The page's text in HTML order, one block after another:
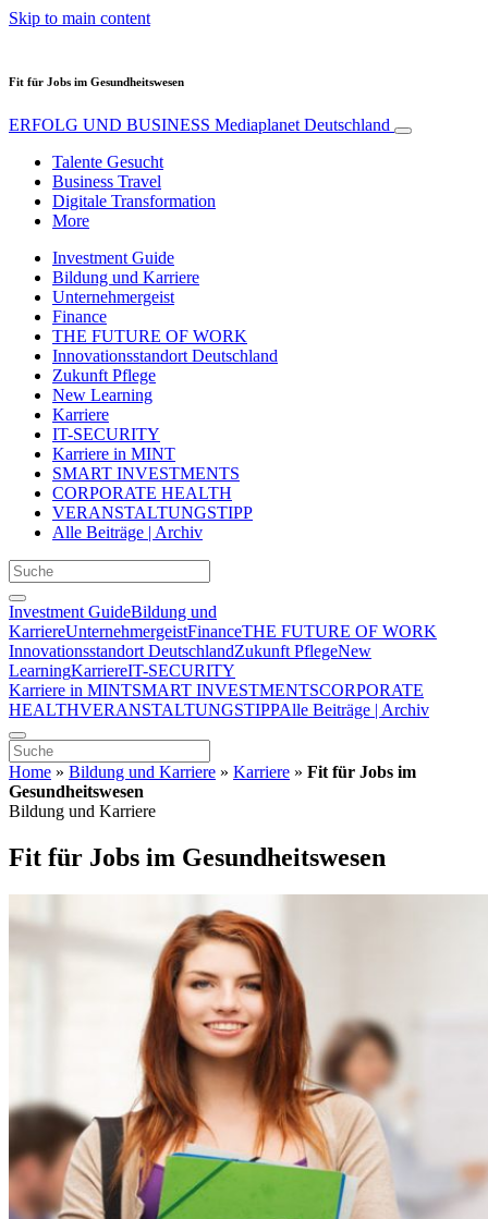
Skip to main content
Fit für Jobs im Gesundheitswesen
ERFOLG UND BUSINESS Mediaplanet Deutschland
Talente Gesucht
Business Travel
Digitale Transformation
More
Investment Guide
Bildung und Karriere
Unternehmergeist
Finance
THE FUTURE OF WORK
Innovationsstandort Deutschland
Zukunft Pflege
New Learning
Karriere
IT-SECURITY
Karriere in MINT
SMART INVESTMENTS
CORPORATE HEALTH
VERANSTALTUNGSTIPP
Alle Beiträge | Archiv
Investment GuideBildung und
KarriereUnternehmergeistFinanceTHE FUTURE OF WORK
Innovationsstandort DeutschlandZukunft PflegeNew
LearningKarriereIT-SECURITY
Karriere in MINTSMART INVESTMENTSCORPORATE
HEALTHVERANSTALTUNGSTIPPAlle Beiträge | Archiv
Home » Bildung und Karriere » Karriere » Fit für Jobs im
Gesundheitswesen
Bildung und Karriere
Fit für Jobs im Gesundheitswesen